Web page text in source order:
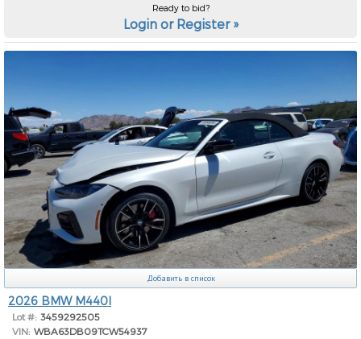
Ready to bid?
Login or Register »
Добавить в список
2026 BMW M440I
Lot #: 3459292505
VIN: WBA63DB09TCW54937